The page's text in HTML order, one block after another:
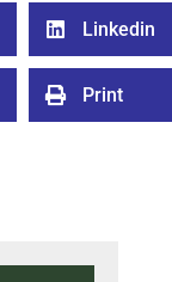
 Linkedin
 Print